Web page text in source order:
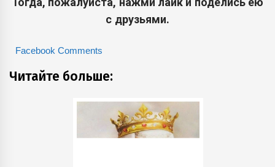
с друзьями.
Facebook Comments
Читайте больше: